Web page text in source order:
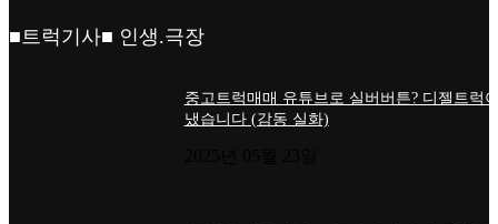
■트럭기사■ 인생.극장
중고트럭매매 유튜브로 실버버튼? 디젤트럭
냈습니다 (감동 실화)